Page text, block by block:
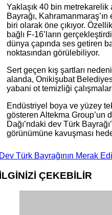
Yaklaşık 40 bin
Bayrağı,
biri olarak öne çıkıyor.
bağlı F-16’ların
dünya çapında ses getiren
noktasından görülebiliyor.
Sert geçen kış şartları
alanda, Onikişubat
yabani ot temizliği
Endüstriyel boya ve yüzey
gösteren Altekma Group’un
Dağı’ndaki dev Türk
görünümüne kavuşması
Türk Bayrağının Merak
ÇEKEBİLİR